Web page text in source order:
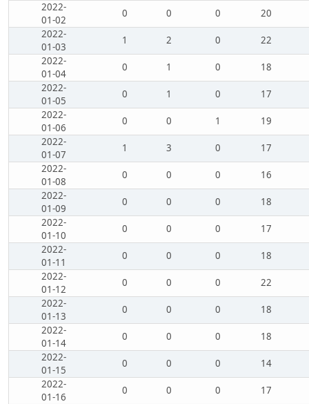
2022-
01-02
0 0 0
20
2022-
01-03
1 2 0
22
2022-
01-04
0 1 0
18
2022-
01-05
0 1 0
17
2022-
01-06
0 0 1
19
2022-
01-07
1 3 0
17
2022-
01-08
0 0 0
16
2022-
01-09
0 0 0
18
2022-
01-10
0 0 0
17
2022-
01-11
0 0 0
18
2022-
01-12
0 0 0
22
2022-
01-13
0 0 0
18
2022-
01-14
0 0 0
18
2022-
01-15
0 0 0
14
2022-
01-16
0 0 0
17